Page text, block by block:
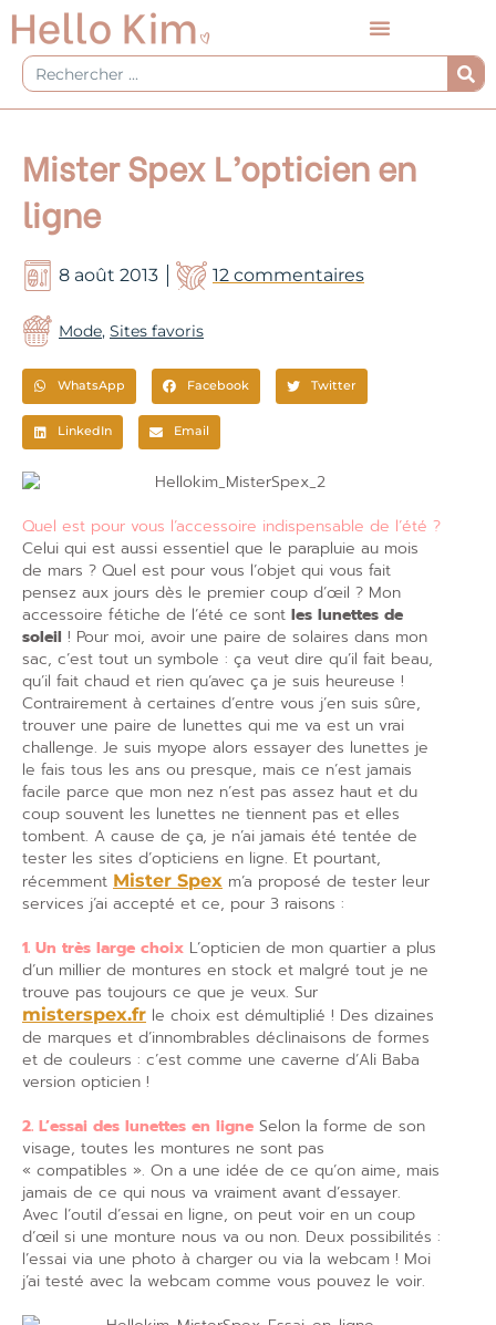
Aller
au
contenu
Rechercher
Mister Spex L’opticien en
ligne
8 août 2013 12 commentaires
Mode, Sites favoris
WhatsApp Facebook Twitter
LinkedIn Email
Quel est pour vous l’accessoire indispensable de l’été ?
Celui qui est aussi essentiel que le parapluie au mois
de mars ? Quel est pour vous l’objet qui vous fait
pensez aux jours dès le premier coup d’œil ? Mon
accessoire fétiche de l’été ce sont les lunettes de
soleil ! Pour moi, avoir une paire de solaires dans mon
sac, c’est tout un symbole : ça veut dire qu’il fait beau,
qu’il fait chaud et rien qu’avec ça je suis heureuse !
Contrairement à certaines d’entre vous j’en suis sûre,
trouver une paire de lunettes qui me va est un vrai
challenge. Je suis myope alors essayer des lunettes je
le fais tous les ans ou presque, mais ce n’est jamais
facile parce que mon nez n’est pas assez haut et du
coup souvent les lunettes ne tiennent pas et elles
tombent. A cause de ça, je n’ai jamais été tentée de
tester les sites d’opticiens en ligne. Et pourtant,
récemment Mister Spex m’a proposé de tester leur
services j’ai accepté et ce, pour 3 raisons :
1. Un très large choix L’opticien de mon quartier a plus
d’un millier de montures en stock et malgré tout je ne
trouve pas toujours ce que je veux. Sur
misterspex.fr le choix est démultiplié ! Des dizaines
de marques et d’innombrables déclinaisons de formes
et de couleurs : c’est comme une caverne d’Ali Baba
version opticien !
2. L’essai des lunettes en ligne Selon la forme de son
visage, toutes les montures ne sont pas
« compatibles ». On a une idée de ce qu’on aime, mais
jamais de ce qui nous va vraiment avant d’essayer.
Avec l’outil d’essai en ligne, on peut voir en un coup
d’œil si une monture nous va ou non. Deux possibilités :
l’essai via une photo à charger ou via la webcam ! Moi
j’ai testé avec la webcam comme vous pouvez le voir.